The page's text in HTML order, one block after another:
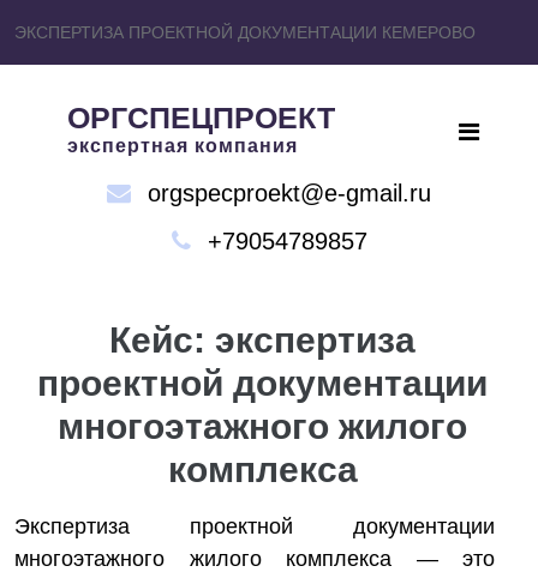
ЭКСПЕРТИЗА ПРОЕКТНОЙ ДОКУМЕНТАЦИИ КЕМЕРОВО
ОРГСПЕЦПРОЕКТ
экспертная компания
orgspecproekt@e-gmail.ru
+79054789857
Кейс: экспертиза
проектной документации
многоэтажного жилого
комплекса
Экспертиза проектной документации
многоэтажного жилого комплекса — это